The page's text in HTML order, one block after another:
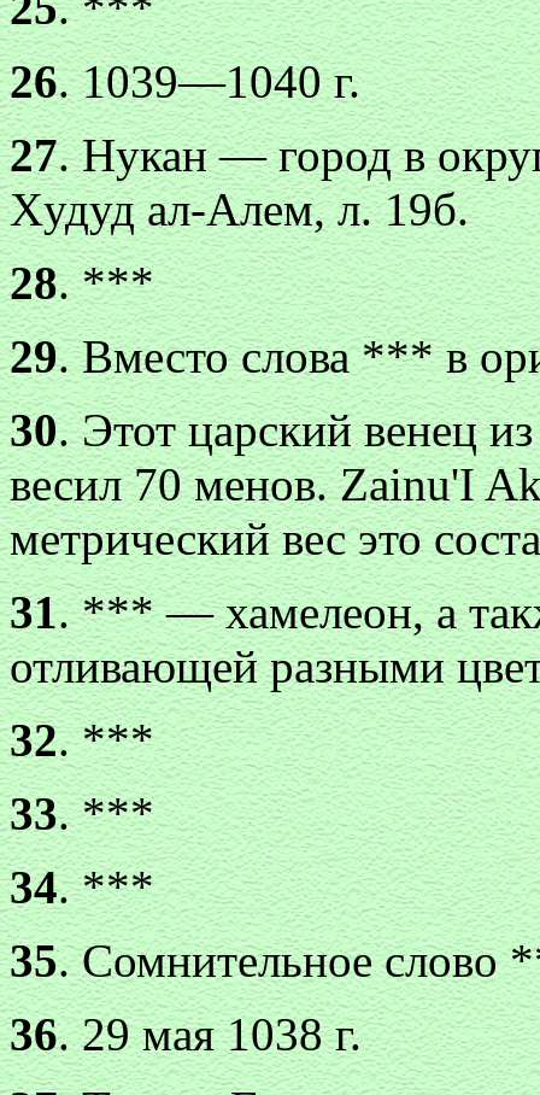
26. 1039—1040 г.
27. Нукан — город в
Xудуд ал-Алем, л. 19б.
28. ***
29. Вместо слова *** в
30. Этот царский венец
весил 70 менов. Zainu'I
метрический вес это
31. *** — хамелеон, а
отливающей разными
32. ***
33. ***
34. ***
35. Сомнительное
36. 29 мая 1038 г.